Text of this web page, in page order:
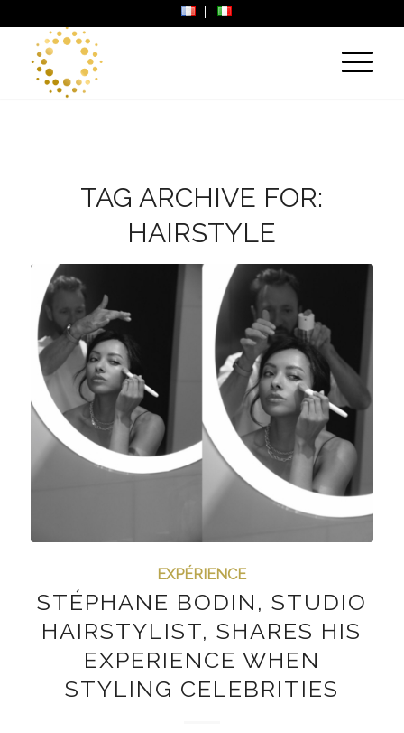
TAG ARCHIVE FOR:
HAIRSTYLE
EXPÉRIENCE
STÉPHANE BODIN, STUDIO
HAIRSTYLIST, SHARES HIS
EXPERIENCE WHEN
STYLING CELEBRITIES